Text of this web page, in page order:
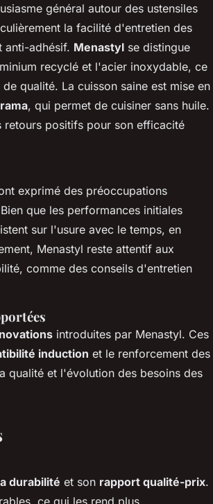
général autour des ustensiles
la facilité d'entretien des
anti-adhésif. Menastyl se distingue
recyclé et l'acier inoxydable, ce
qualité. La cuisson saine est mise en
, qui permet de cuisiner sans huile.
retours positifs pour son efficacité
exprimé des préoccupations
que les performances initiales
sur l'usure avec le temps, en
Menastyl reste attentif aux
comme des conseils d'entretien
introduites par Menastyl. Ces
induction et le renforcement des
qualité et l'évolution des besoins des
durabilité et son rapport qualité-prix.
ce qui les rend plus